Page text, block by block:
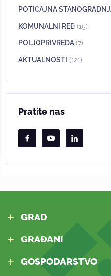
POTICAJNA
KOMUNALNI RED (15)
POLJOPRIVREDA (7)
AKTUALNOSTI (121)
Pratite nas
GRAD
GRAĐANI
GOSPODARSTVO